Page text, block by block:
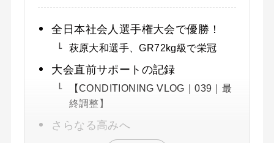
全日本社会人選手権大会で優勝！
萩原大和選手、GR72kg級で栄冠
大会直前サポートの記録
【CONDITIONING VLOG｜039｜最
終調整】
さらなる高みへ